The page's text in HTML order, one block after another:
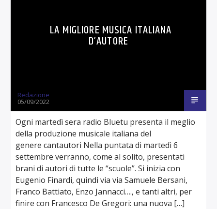
LA MIGLIORE MUSICA ITALIANA
D’AUTORE
Redazione
05/09/2022
Ogni martedì sera radio Bluetu presenta il meglio
della produzione musicale italiana del
genere cantautori Nella puntata di martedì 6
settembre verranno, come al solito, presentati
brani di autori di tutte le “scuole”. Si inizia con
Eugenio Finardi, quindi via via Samuele Bersani,
Franco Battiato, Enzo Jannacci…., e tanti altri, per
finire con Francesco De Gregori: una nuova […]